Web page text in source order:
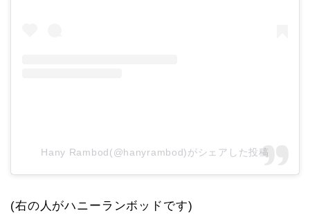
Hany Rambod(@hanyrambod)がシェアした投稿
(右の人がハニーランボッドです)